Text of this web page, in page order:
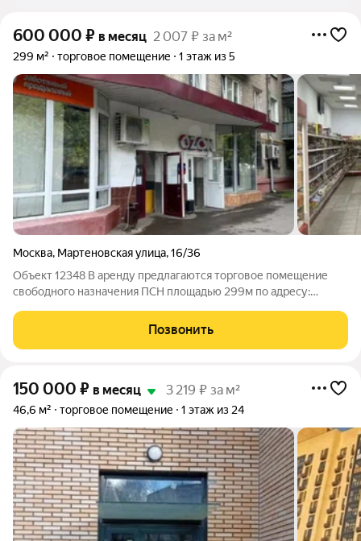
600 000 ₽ в месяц 2 007 ₽ за м²
299 м² торговое помещение 1 этаж из 5
Москва, Мартеновская улица,16/36
Объект 12348 В аренду предлагаются торговое помещение
свободного назначения ПСН площадью 299м по адресу:
коммуникации предоставляются арендные каникулы удобная
транспортная доступность: в
Позвонить
150 000 ₽ в месяц 3 219 ₽ за м²
46,6 м² торговое помещение 1 этаж из 24